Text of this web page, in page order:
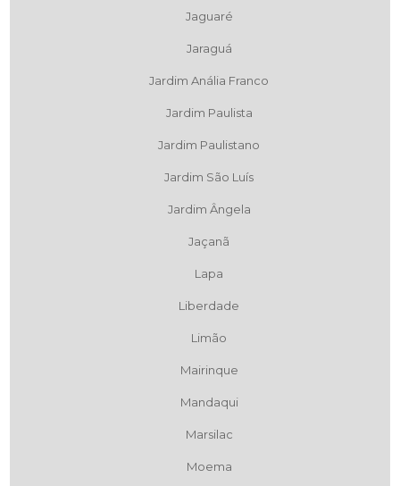
Jaguaré
Jaraguá
Jardim Anália Franco
Jardim Paulista
Jardim Paulistano
Jardim São Luís
Jardim Ângela
Jaçanã
Lapa
Liberdade
Limão
Mairinque
Mandaqui
Marsilac
Moema